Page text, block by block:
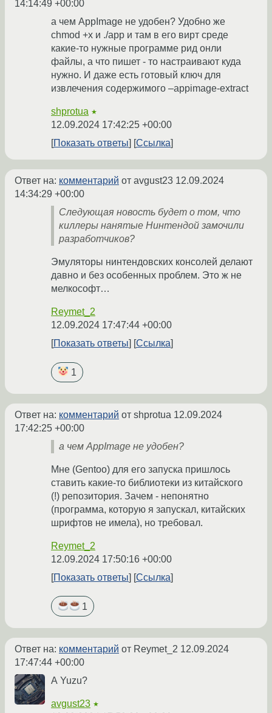
14:14:49 +00:00
а чем AppImage не удобен? Удобно же
chmod +x и ./app и там в его вирт среде
какие-то нужные программе рид онли
файлы, а что пишет - то настраивают куда
нужно. И даже есть готовый ключ для
извлечения содержимого –appimage-extract
shprotua ★
12.09.2024 17:42:25 +00:00
Показать ответы
Ссылка
Ответ на: комментарий от avgust23 12.09.2024
14:34:29 +00:00
Следующая новость будет о том, что
киллеры нанятые Нинтендой замочили
разработчиков?
Эмуляторы нинтендовских консолей делают
давно и без особенных проблем. Это ж не
мелкософт…
Reymet_2
12.09.2024 17:47:44 +00:00
Показать ответы
Ссылка
1
Ответ на: комментарий от shprotua 12.09.2024
17:42:25 +00:00
а чем AppImage не удобен?
Мне (Gentoo) для его запуска пришлось
ставить какие-то библиотеки из китайского
(!) репозитория. Зачем - непонятно
(программа, которую я запускал, китайских
шрифтов не имела), но требовал.
Reymet_2
12.09.2024 17:50:16 +00:00
Показать ответы
Ссылка
1
Ответ на: комментарий от Reymet_2 12.09.2024
17:47:44 +00:00
А Yuzu?
avgust23 ★